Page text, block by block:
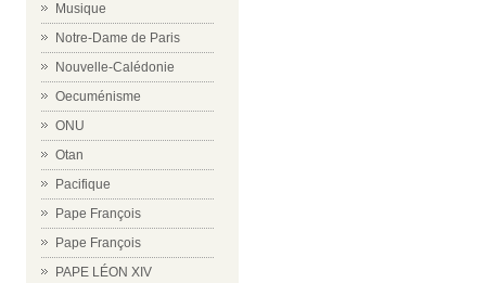
Musique
Notre-Dame de Paris
Nouvelle-Calédonie
Oecuménisme
ONU
Otan
Pacifique
Pape François
Pape François
PAPE LÉON XIV